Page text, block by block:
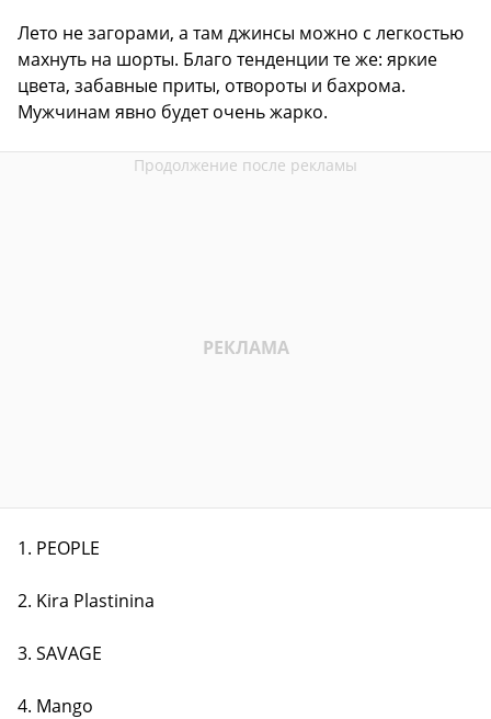
Лето не загорами, а там джинсы можно с легкостью
махнуть на шорты. Благо тенденции те же: яркие
цвета, забавные приты, отвороты и бахрома.
Мужчинам явно будет очень жарко.
1. PEOPLE
2. Kira Plastinina
3. SAVAGE
4. Mango